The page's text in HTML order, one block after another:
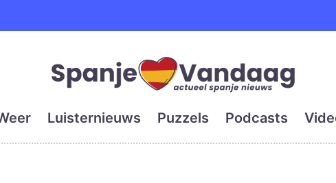
en grootste digitale
Luisternieuws Puzzels Podcasts